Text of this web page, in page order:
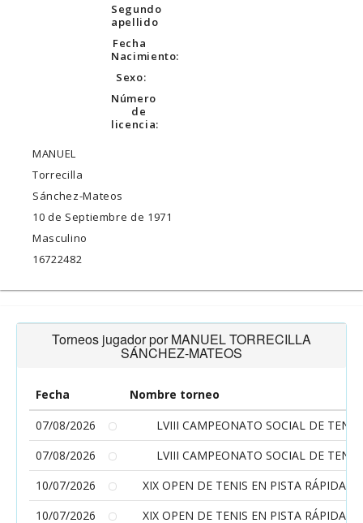
Segundo
apellido
Fecha
Nacimiento:
Sexo:
Número
de
licencia:
MANUEL
Torrecilla
Sánchez-Mateos
10 de Septiembre de 1971
Masculino
16722482
Torneos jugador por MANUEL TORRECILLA
SÁNCHEZ-MATEOS
Fecha
Nombre torneo
07/08/2026
LVIII CAMPEONATO SOCIAL DE
07/08/2026
LVIII CAMPEONATO SOCIAL DE
10/07/2026
XIX OPEN DE TENIS EN PISTA RÁPIDA -
10/07/2026
XIX OPEN DE TENIS EN PISTA RÁPIDA -